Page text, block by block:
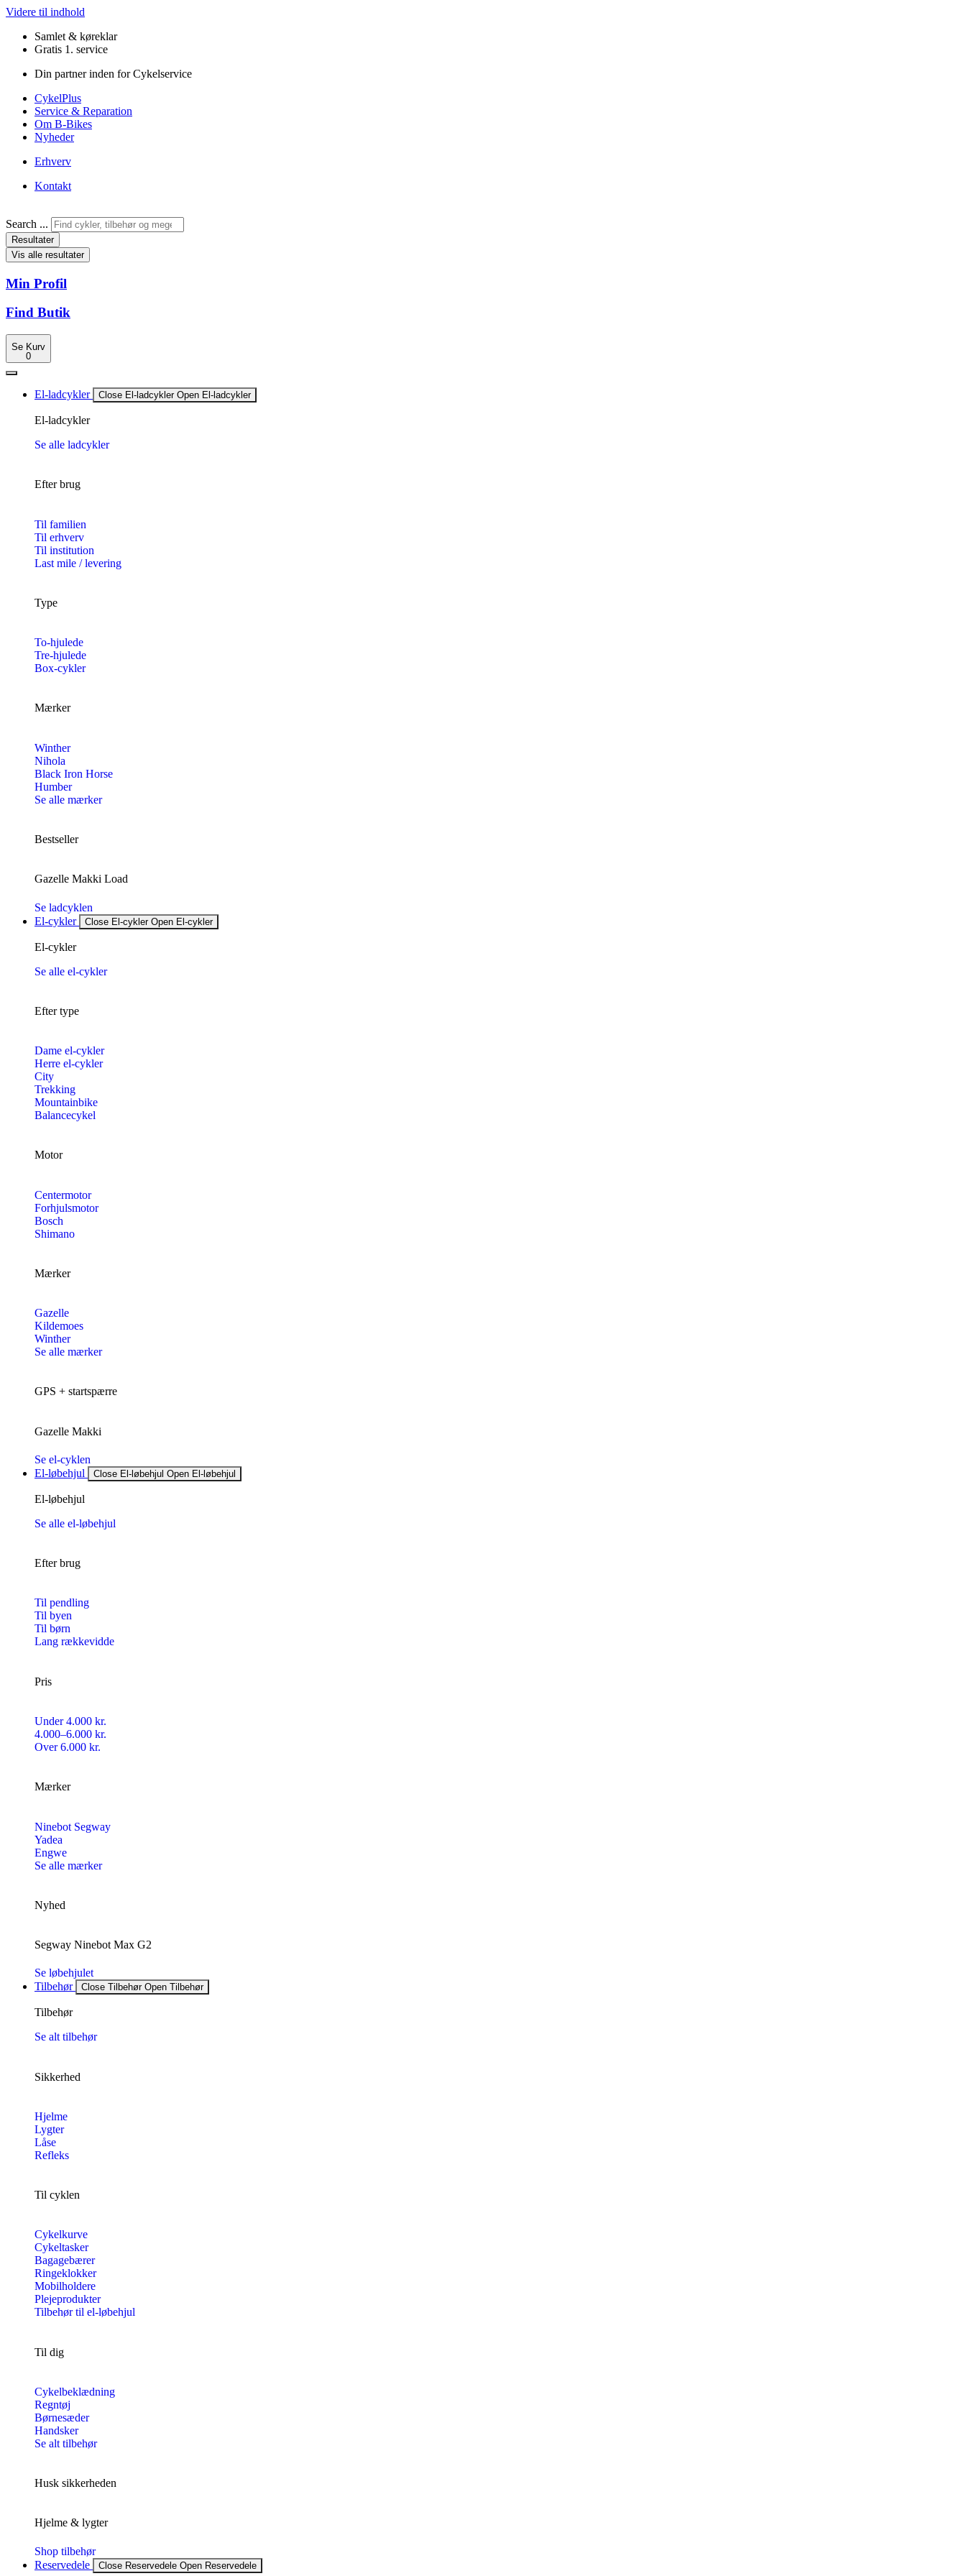
Videre til indhold
Samlet & køreklar
Gratis 1. service
Din partner inden for Cykelservice
CykelPlus
Service & Reparation
Om B-Bikes
Nyheder
Erhverv
Kontakt
Search ...
Resultater
Vis alle resultater
Min Profil
Find Butik
Se Kurv
0
El-ladcykler Close El-ladcykler Open El-ladcykler
El-ladcykler
Se alle ladcykler
Efter brug
Til familien
Til erhverv
Til institution
Last mile / levering
Type
To-hjulede
Tre-hjulede
Box-cykler
Mærker
Winther
Nihola
Black Iron Horse
Humber
Se alle mærker
Bestseller
Gazelle Makki Load
Se ladcyklen
El-cykler
Close El-cykler Open El-cykler
El-cykler
Se alle el-cykler
Efter type
Dame el-cykler
Herre el-cykler
City
Trekking
Mountainbike
Balancecykel
Motor
Centermotor
Forhjulsmotor
Bosch
Shimano
Mærker
Gazelle
Kildemoes
Winther
Se alle mærker
GPS + startspærre
Gazelle Makki
Se el-cyklen
El-løbehjul
Close El-løbehjul Open El-løbehjul
El-løbehjul
Se alle el-løbehjul
Efter brug
Til pendling
Til byen
Til børn
Lang rækkevidde
Pris
Under 4.000 kr.
4.000–6.000 kr.
Over 6.000 kr.
Mærker
Ninebot Segway
Yadea
Engwe
Se alle mærker
Nyhed
Segway Ninebot Max G2
Se løbehjulet
Tilbehør
Close Tilbehør Open Tilbehør
Tilbehør
Se alt tilbehør
Sikkerhed
Hjelme
Lygter
Låse
Refleks
Til cyklen
Cykelkurve
Cykeltasker
Bagagebærer
Ringeklokker
Mobilholdere
Plejeprodukter
Tilbehør til el-løbehjul
Til dig
Cykelbeklædning
Regntøj
Børnesæder
Handsker
Se alt tilbehør
Husk sikkerheden
Hjelme & lygter
Shop tilbehør
Reservedele
Close Reservedele Open Reservedele